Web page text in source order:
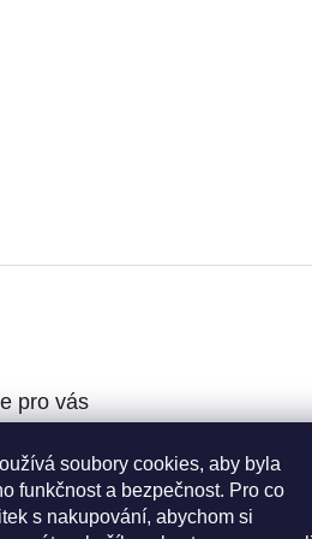
soubory cookies, aby byla
funkčnost a bezpečnost. Pro co
s nakupování, abychom si
pro vás
osobních